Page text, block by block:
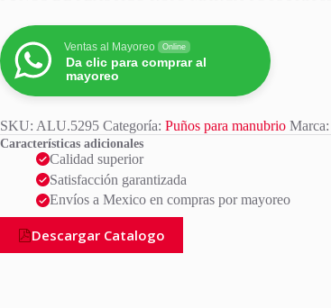
Ventas al Mayoreo Online
Da clic para comprar al
mayoreo
SKU: ALU.5295 Categoría: Puños para manubrio Marca:
Características adicionales
Calidad superior
Satisfacción garantizada
Envíos a Mexico en compras por mayoreo
Descargar Catalogo